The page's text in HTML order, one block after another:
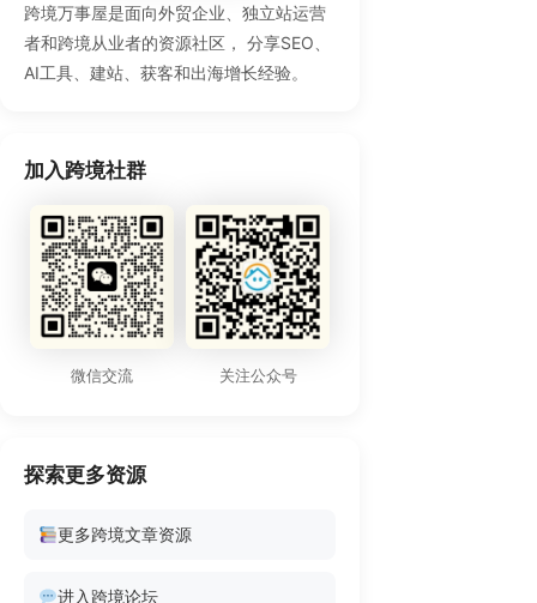
跨境万事屋是面向外贸企业、独立站运营
者和跨境从业者的资源社区， 分享SEO、
AI工具、建站、获客和出海增长经验。
加入跨境社群
微信交流 关注公众号
探索更多资源
更多跨境文章资源
进入跨境论坛